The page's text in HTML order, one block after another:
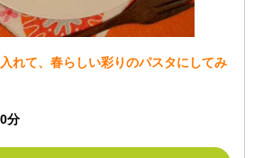
れて、春らしい彩りのパスタにしてみ
分